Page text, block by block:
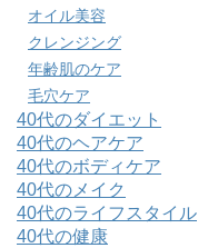
オイル美容
クレンジング
年齢肌のケア
毛穴ケア
40代のダイエット
40代のヘアケア
40代のボディケア
40代のメイク
40代のライフスタイル
40代の健康